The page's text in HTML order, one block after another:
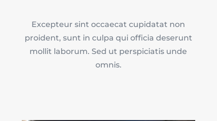
Excepteur sint occaecat cupidatat non
proident, sunt in culpa qui officia deserunt
mollit laborum. Sed ut perspiciatis unde
omnis.